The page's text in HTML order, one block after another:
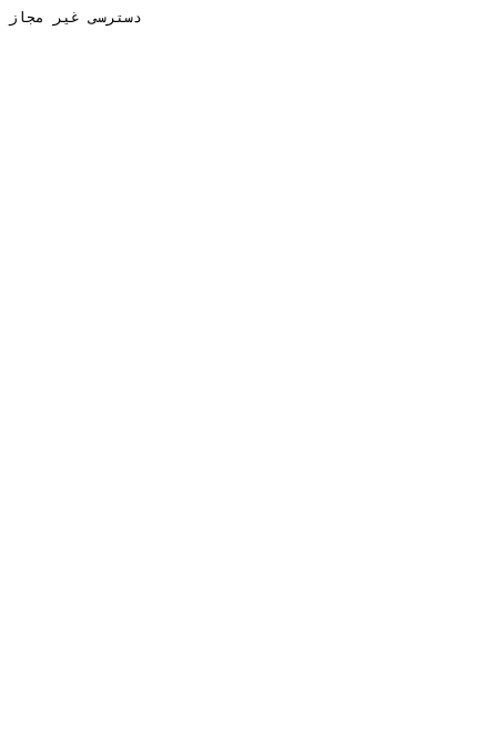
دسترسی غیر مجاز